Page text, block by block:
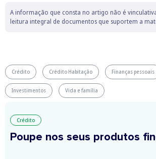
A informação que consta no artigo não é
leitura integral de documentos que suportem a
Crédito Crédito Habitação Finanças pessoais
Investimentos Vida e família
Crédito
Poupe nos seus produtos